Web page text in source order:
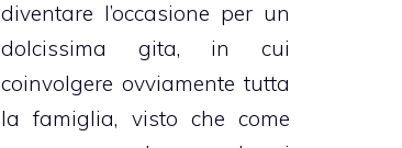
diventare l’occasione per un
dolcissima gita, in cui
coinvolgere ovviamente tutta
la famiglia, visto che come